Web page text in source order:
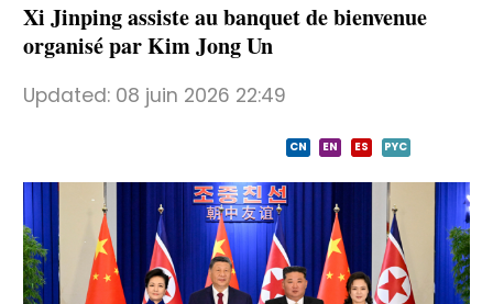
ñol
عربي
Xi Jinping assiste au banquet de bienvenue
organisé par Kim Jong Un
Updated: 08 juin 2026 22:49
CN EN ES PYC